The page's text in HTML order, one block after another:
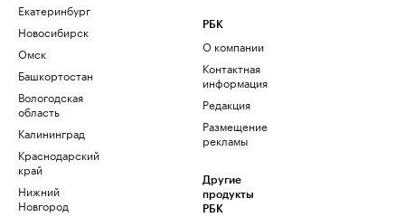
Екатеринбург
Новосибирск
Омск
Башкортостан
Вологодская
область
Калининград
Краснодарский
край
Нижний
Новгород
РБК
О компании
Контактная
информация
Редакция
Размещение
рекламы
Другие
продукты
РБК